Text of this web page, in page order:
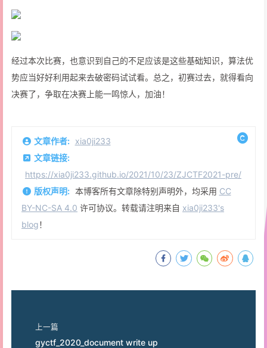
经过本次比赛，也意识到自己的不足应该是这些基础知识，算法优
势应当好好利用起来去破密码试试看。总之，初赛过去，就得看向
决赛了，争取在决赛上能一鸣惊人，加油！
文章作者: xia0ji233
文章链接:
https://xia0ji233.github.io/2021/10/23/ZJCTF2021-pre/
版权声明: 本博客所有文章除特别声明外，均采用 CC
BY-NC-SA 4.0 许可协议。转载请注明来自 xia0ji233's
blog！
上一篇
gyctf_2020_document write up